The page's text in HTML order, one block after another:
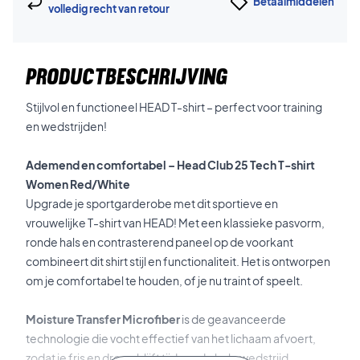
volledig recht van retour
PRODUCTBESCHRIJVING
Stijlvol en functioneel HEAD T-shirt – perfect voor training
en wedstrijden!
Ademend en comfortabel – Head Club 25 Tech T-shirt
Women Red/White
Upgrade je sportgarderobe met dit sportieve en
vrouwelijke T-shirt van HEAD! Met een klassieke pasvorm,
ronde hals en contrasterend paneel op de voorkant
combineert dit shirt stijl en functionaliteit. Het is ontworpen
om je comfortabel te houden, of je nu traint of speelt.
Moisture Transfer Microfiberis de geavanceerde
technologie die vocht effectief van het lichaam afvoert,